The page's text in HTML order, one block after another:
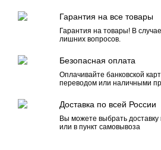
Гарантия на все товары
Гарантия на товары! В
лишних вопросов.
Безопасная оплата
Оплачивайте банковской
переводом или наличными
Доставка по всей России
Вы можете выбрать
или в пункт самовывоза